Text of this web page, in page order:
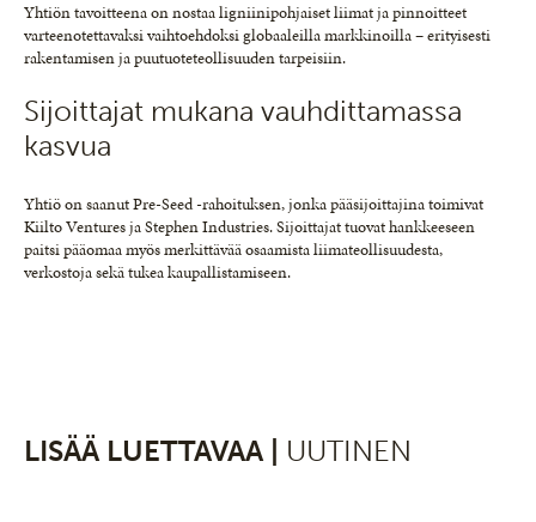
Yhtiön tavoitteena on nostaa ligniinipohjaiset liimat ja pinnoitteet
varteenotettavaksi vaihtoehdoksi globaaleilla markkinoilla – erityisesti
rakentamisen ja puutuoteteollisuuden tarpeisiin.
Sijoittajat mukana vauhdittamassa
kasvua
Yhtiö on saanut Pre-Seed -rahoituksen, jonka pääsijoittajina toimivat
Kiilto Ventures ja Stephen Industries. Sijoittajat tuovat hankkeeseen
paitsi pääomaa myös merkittävää osaamista liimateollisuudesta,
verkostoja sekä tukea kaupallistamiseen.
LISÄÄ LUETTAVAA | UUTINEN